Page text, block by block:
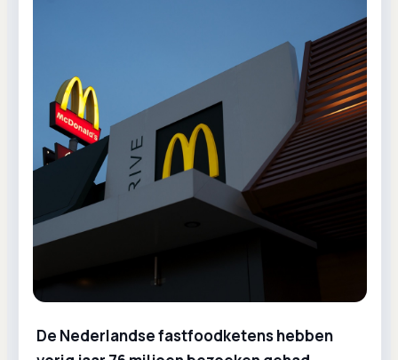
De Nederlandse fastfoodketens hebben